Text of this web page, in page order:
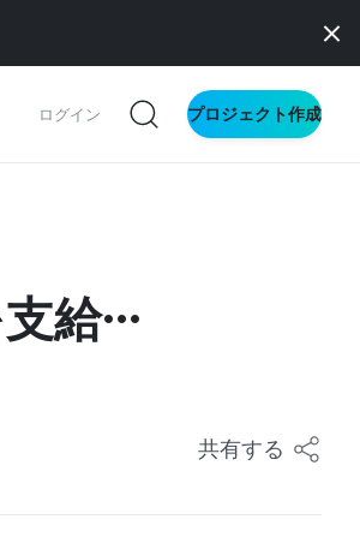
ログイン プロジェクト作成
給…
共有する